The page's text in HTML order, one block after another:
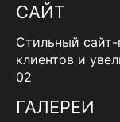
САЙТ
Стильный
клиентов и
02
ГАЛЕРЕИ